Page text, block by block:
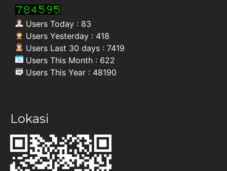
Users Today : 83
Users Yesterday : 418
Users Last 30 days : 7419
Users This Month : 622
Users This Year : 48190
Lokasi